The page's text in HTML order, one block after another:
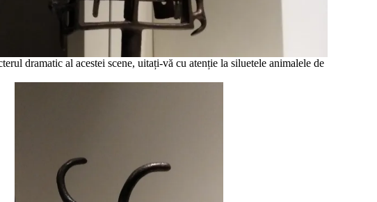
dramatic al acestei scene, uitați-vă cu atenție la siluetele animalele de